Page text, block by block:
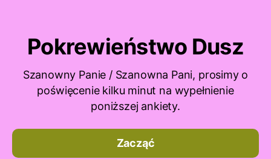
Pokrewieństwo Dusz
Szanowny Panie / Szanowna Pani, prosimy o
poświęcenie kilku minut na wypełnienie
poniższej ankiety.
Zacząć